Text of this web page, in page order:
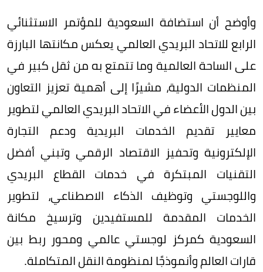
وأوضح أن استضافة السعودية للمؤتمر الاستثنائي
الرابع للاتحاد البريدي العالمي يعكس مكانتها البارزة
على الساحة العالمية وما تتمتع به من ثقل كبير في
المنظمات الدولية، مشيرًا إلى أهمية تعزيز التعاون
بين الدول الأعضاء في الاتحاد البريدي العالمي لتطوير
معايير تقديم الخدمات البريدية ودعم التجارة
الإلكترونية وتحفيز الاقتصاد الرقمي وتبني أفضل
التقنيات المبتكرة في خدمات القطاع البريدي
واللوجستي وتوظيف الذكاء الاصطناعي، لتطوير
الخدمات المقدمة للمستفيدين وترسيخ مكانة
السعودية كمركز لوجستي عالمي ومحور ربط بين
قارات العالم وأنموذجًا لمنظومة النقل المتكاملة.